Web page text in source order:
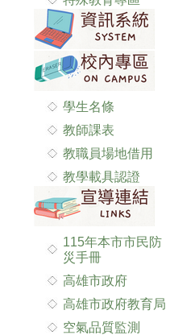
學生名條
教師課表
教職員場地借用
教學載具認證
115年本市市民防
災手冊
高雄市政府
高雄市政府教育局
空氣品質監測